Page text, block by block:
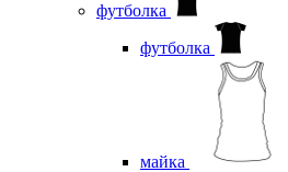
футболка
футболка
майка